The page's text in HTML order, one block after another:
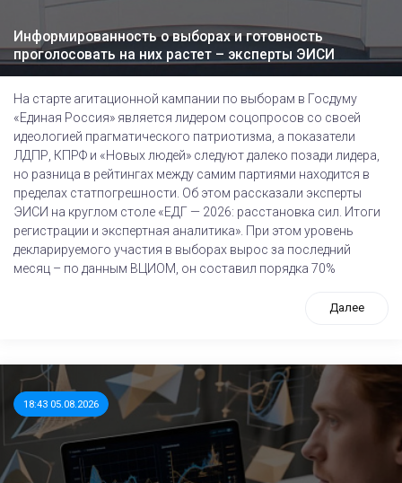
Информированность о выборах и готовность
проголосовать на них растет – эксперты ЭИСИ
На старте агитационной кампании по выборам в Госдуму
«Единая Россия» является лидером соцопросов со своей
идеологией прагматического патриотизма, а показатели
ЛДПР, КПРФ и «Новых людей» следуют далеко позади лидера,
но разница в рейтингах между самим партиями находится в
пределах статпогрешности. Об этом рассказали эксперты
ЭИСИ на круглом столе «ЕДГ — 2026: расстановка сил. Итоги
регистрации и экспертная аналитика». При этом уровень
декларируемого участия в выборах вырос за последний
месяц – по данным ВЦИОМ, он составил порядка 70%
Далее
18:43 05.08.2026